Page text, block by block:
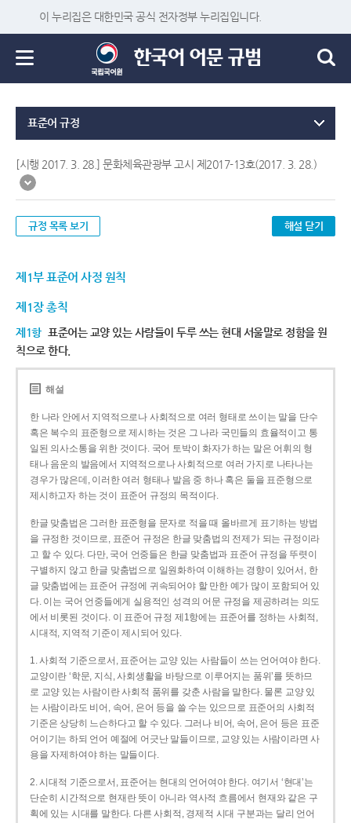
이 누리집은 대한민국 공식 전자정부 누리집입니다.
표준어 규정
[시행 2017. 3. 28.] 문화체육관광부 고시 제2017-13호(2017. 3. 28.)
규정 목록 보기 해설 닫기
제1부 표준어 사정 원칙
제1장 총칙
제1항 표준어는 교양 있는 사람들이 두루 쓰는 현대 서울말로 정함을 원
칙으로 한다.
해설
한 나라 안에서 지역적으로나 사회적으로 여러 형태로 쓰이는 말을 단수
혹은 복수의 표준형으로 제시하는 것은 그 나라 국민들의 효율적이고 통
일된 의사소통을 위한 것이다. 국어 토박이 화자가 하는 말은 어휘의 형
태나 음운의 발음에서 지역적으로나 사회적으로 여러 가지로 나타나는
경우가 많은데, 이러한 여러 형태나 발음 중 하나 혹은 둘을 표준형으로
제시하고자 하는 것이 표준어 규정의 목적이다.
한글 맞춤법은 그러한 표준형을 문자로 적을 때 올바르게 표기하는 방법
을 규정한 것이므로, 표준어 규정은 한글 맞춤법의 전제가 되는 규정이라
고 할 수 있다. 다만, 국어 언중들은 한글 맞춤법과 표준어 규정을 뚜렷이
구별하지 않고 한글 맞춤법으로 일원화하여 이해하는 경향이 있어서, 한
글 맞춤법에는 표준어 규정에 귀속되어야 할 만한 예가 많이 포함되어 있
다. 이는 국어 언중들에게 실용적인 성격의 어문 규정을 제공하려는 의도
에서 비롯된 것이다. 이 표준어 규정 제1항에는 표준어를 정하는 사회적,
시대적, 지역적 기준이 제시되어 있다.
1. 사회적 기준으로서, 표준어는 교양 있는 사람들이 쓰는 언어여야 한다.
교양이란 ‘학문, 지식, 사회생활을 바탕으로 이루어지는 품위’를 뜻하므
로 교양 있는 사람이란 사회적 품위를 갖춘 사람을 말한다. 물론 교양 있
는 사람이라도 비어, 속어, 은어 등을 쓸 수는 있으므로 표준어의 사회적
기준은 상당히 느슨하다고 할 수 있다. 그러나 비어, 속어, 은어 등은 표준
어이기는 하되 언어 예절에 어긋난 말들이므로, 교양 있는 사람이라면 사
용을 자제하여야 하는 말들이다.
2. 시대적 기준으로서, 표준어는 현대의 언어여야 한다. 여기서 ‘현대’는
단순히 시간적으로 현재란 뜻이 아니라 역사적 흐름에서 현재와 같은 구
획에 있는 시대를 말한다. 다른 사회적, 경제적 시대 구분과는 달리 언어